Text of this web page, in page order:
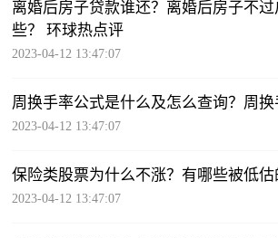
离婚后房子贷款谁还？离婚后房子不
些？ 环球热点评
2023-04-12 13:47:07
周换手率公式是什么及怎么查询？周换
2023-04-12 13:47:07
保险类股票为什么不涨？有哪些被低估
2023-04-12 13:47:07